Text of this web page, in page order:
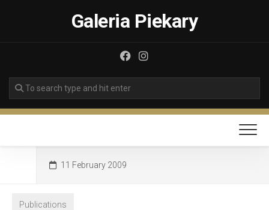
Galeria Piekary
11 February 2009
Publications